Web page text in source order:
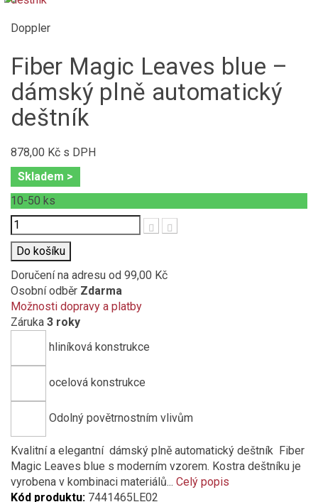
Doppler
Fiber Magic Leaves blue –
dámský plně automatický
deštník
878,00 Kč s DPH
Skladem >
10-50 ks
Počet
Do košíku
Doručení na adresu od 99,00 Kč
Osobní odběr Zdarma
Možnosti dopravy a platby
Záruka 3 roky
hliníková konstrukce
ocelová konstrukce
Odolný povětrnostním vlivům
Kvalitní a elegantní dámský plně automatický deštník Fiber
Magic Leaves blue s moderním vzorem. Kostra deštníku je
vyrobena v kombinaci materiálů... Celý popis
Kód produktu: 7441465LE02